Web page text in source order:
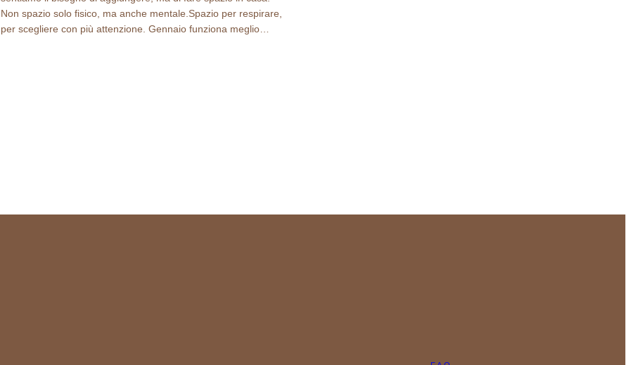
Non spazio solo fisico, ma anche mentale.Spazio per respirare,
per scegliere con più attenzione. Gennaio funziona meglio…